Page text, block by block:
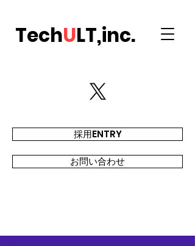
TechULT,inc.
採用ENTRY
お問い合わせ